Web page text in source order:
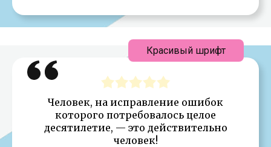
Человек, на исправление ошибок
которого потребовалось целое
десятилетие, — это действительно
человек!
Красивый шрифт